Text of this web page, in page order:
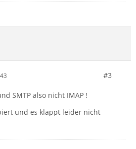
#3
SMTP also nicht IMAP !
und es klappt leider nicht